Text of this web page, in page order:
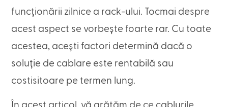
funcționării zilnice a rack-ului. Tocmai despre
acest aspect se vorbește foarte rar. Cu toate
acestea, acești factori determină dacă o
soluție de cablare este rentabilă sau
costisitoare pe termen lung.